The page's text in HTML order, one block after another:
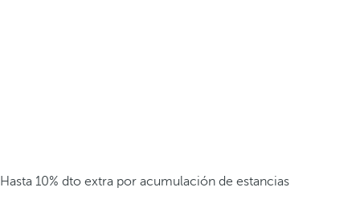
Hasta 10% dto extra por acumulación de estancias